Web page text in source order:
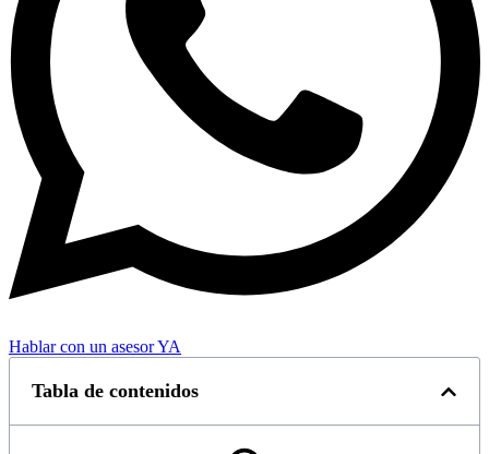
Hablar con un asesor YA
Tabla de contenidos